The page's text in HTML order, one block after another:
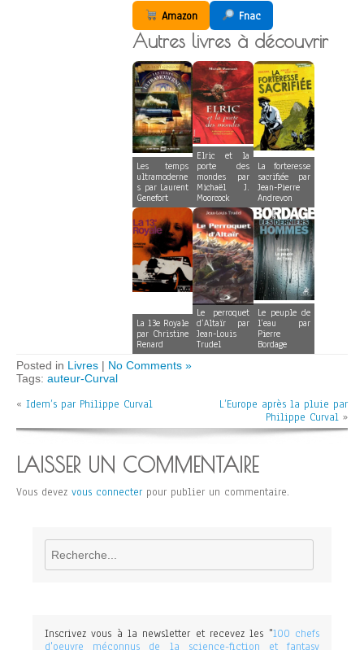
Amazon Fnac
Autres livres à découvrir
Les temps
ultramoderne
s par Laurent
Genefort
Elric et la
porte des
mondes par
Michaël J.
Moorcock
La forteresse
sacrifiée par
Jean-Pierre
Andrevon
La 13e Royale
par Christine
Renard
Le perroquet
d’Altaïr par
Jean-Louis
Trudel
Le peuple de
l’eau par
Pierre
Bordage
Posted in Livres | No Comments »
Tags: auteur-Curval
« Idem’s par Philippe Curval
L’Europe après la pluie par
Philippe Curval »
LAISSER UN COMMENTAIRE
Vous devez vous connecter pour publier un commentaire.
Rechercher
Inscrivez vous à la newsletter et recevez les "100 chefs
d'oeuvre méconnus de la science-fiction et fantasy